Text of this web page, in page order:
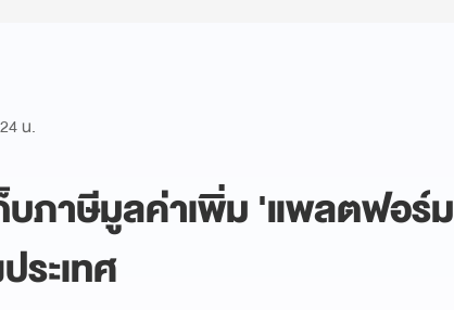
น.
บภาษีมูลค่าเพิ่ม 'แพลตฟอร์ม
ระเทศ